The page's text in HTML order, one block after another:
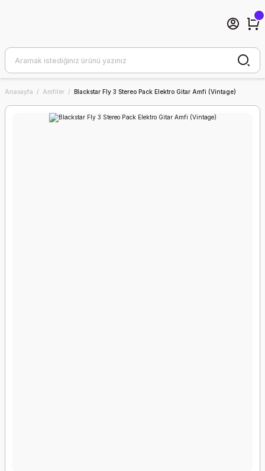
Anasayfa Amfiler Blackstar Fly 3 Stereo Pack Elektro Gitar Amfi (Vintage)